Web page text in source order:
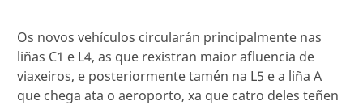
Os novos vehículos circularán principalmente nas
liñas C1 e L4, as que rexistran maior afluencia de
viaxeiros, e posteriormente tamén na L5 e a liña A
que chega ata o aeroporto, xa que catro deles teñen